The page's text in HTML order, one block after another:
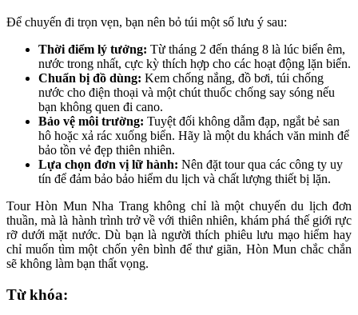
Để chuyến đi trọn vẹn, bạn nên bỏ túi một số lưu ý sau:
Thời điểm lý tưởng: Từ tháng 2 đến tháng 8 là lúc biển êm,
nước trong nhất, cực kỳ thích hợp cho các hoạt động lặn biển.
Chuẩn bị đồ dùng: Kem chống nắng, đồ bơi, túi chống
nước cho điện thoại và một chút thuốc chống say sóng nếu
bạn không quen đi cano.
Bảo vệ môi trường: Tuyệt đối không dẫm đạp, ngắt bẻ san
hô hoặc xả rác xuống biển. Hãy là một du khách văn minh để
bảo tồn vẻ đẹp thiên nhiên.
Lựa chọn đơn vị lữ hành: Nên đặt tour qua các công ty uy
tín để đảm bảo bảo hiểm du lịch và chất lượng thiết bị lặn.
Tour Hòn Mun Nha Trang không chỉ là một chuyến du lịch đơn
thuần, mà là hành trình trở về với thiên nhiên, khám phá thế giới rực
rỡ dưới mặt nước. Dù bạn là người thích phiêu lưu mạo hiểm hay
chỉ muốn tìm một chốn yên bình để thư giãn, Hòn Mun chắc chắn
sẽ không làm bạn thất vọng.
Từ khóa: